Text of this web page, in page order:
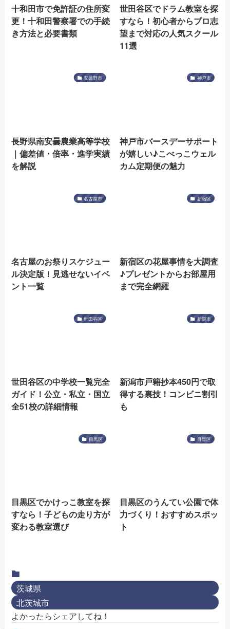
十和田市で免許証の住所変
更！十和田警察署での手続
き方法と必要書類
世田谷区でドラム教室を探
すなら！初心者からプロ志
望まで対応の人気スクール
11選
安曇野市
長野県南安曇農業高等学校
｜偏差値・倍率・進学実績
を解説
神戸市
神戸市バースデーサポート
が嬉しい♪こべっこウェル
カム定期便の魅力
名古屋市
名古屋のお祭りスケジュー
ル決定版！見逃せないイベ
ント一覧
新宿区
新宿区の花屋事情を大調査
♪プレゼントからお部屋用
まで完全網羅
世田谷区
世田谷区の中学校一覧完全
ガイド！公立・私立・国立
全51校の詳細情報
新潟市
新潟市戸籍抄本450円で取
得する裏技！コンビニ割引
も
目黒区
目黒区でかけっこ教室を探
すなら！子どもの走り方が
変わる教室選び
目黒区
目黒区のうんてい公園で体
力づくり！おすすめスポッ
ト
茨城県
北茨城市
よかったらシェアしてね！